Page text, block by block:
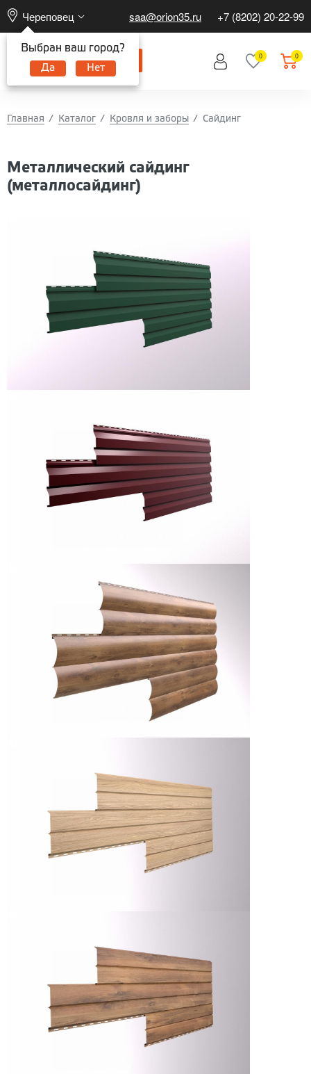
Череповец
Выбран ваш город?
Да Нет
saa@orion35.ru +7 (8202) 20-22-99
0 0
Главная Каталог Кровля и заборы Сайдинг
Металлический сайдинг
(металлосайдинг)